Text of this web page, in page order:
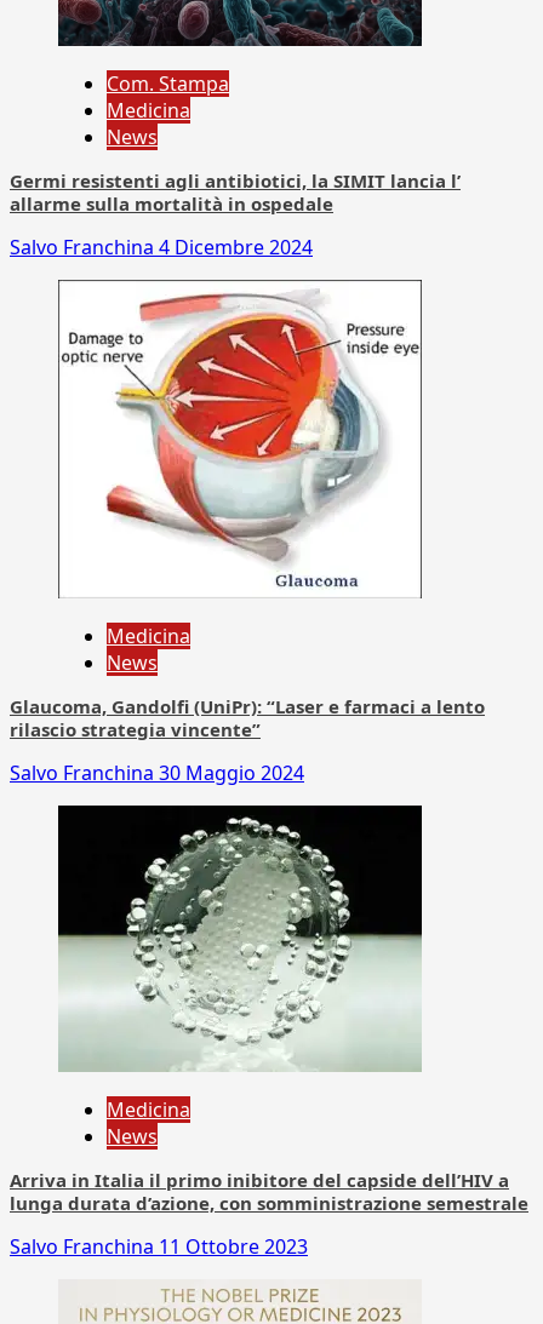
Com. Stampa
Medicina
News
Germi resistenti agli antibiotici, la SIMIT lancia l’
allarme sulla mortalità in ospedale
Salvo Franchina 4 Dicembre 2024
Medicina
News
Glaucoma, Gandolfi (UniPr): “Laser e farmaci a lento
rilascio strategia vincente”
Salvo Franchina 30 Maggio 2024
Medicina
News
Arriva in Italia il primo inibitore del capside dell’HIV a
lunga durata d’azione, con somministrazione semestrale
Salvo Franchina 11 Ottobre 2023